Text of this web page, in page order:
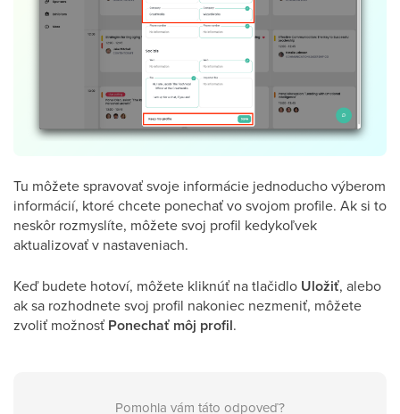
Tu môžete spravovať svoje informácie jednoducho výberom
informácií, ktoré chcete ponechať vo svojom profile. Ak si to
neskôr rozmyslíte, môžete svoj profil kedykoľvek
aktualizovať v nastaveniach.
Keď budete hotoví, môžete kliknúť na tlačidlo Uložiť, alebo
ak sa rozhodnete svoj profil nakoniec nezmeniť, môžete
zvoliť možnosť Ponechať môj profil.
Pomohla vám táto odpoveď?